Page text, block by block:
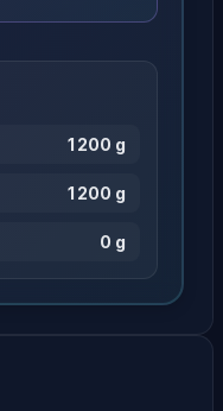
1 200 g
1 200 g
0 g